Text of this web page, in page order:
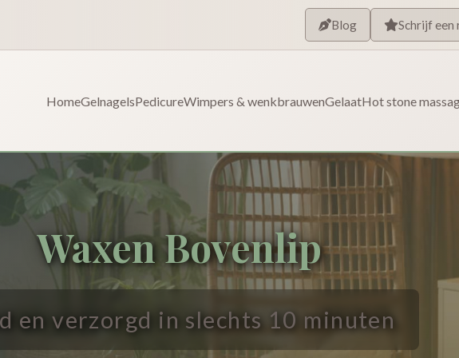
Blog Schrijf een
HomeGelnagelsPedicureWimpers & wenkbrauwenGelaatHot stone
Waxen Bovenlip
en verzorgd in slechts 10 minuten